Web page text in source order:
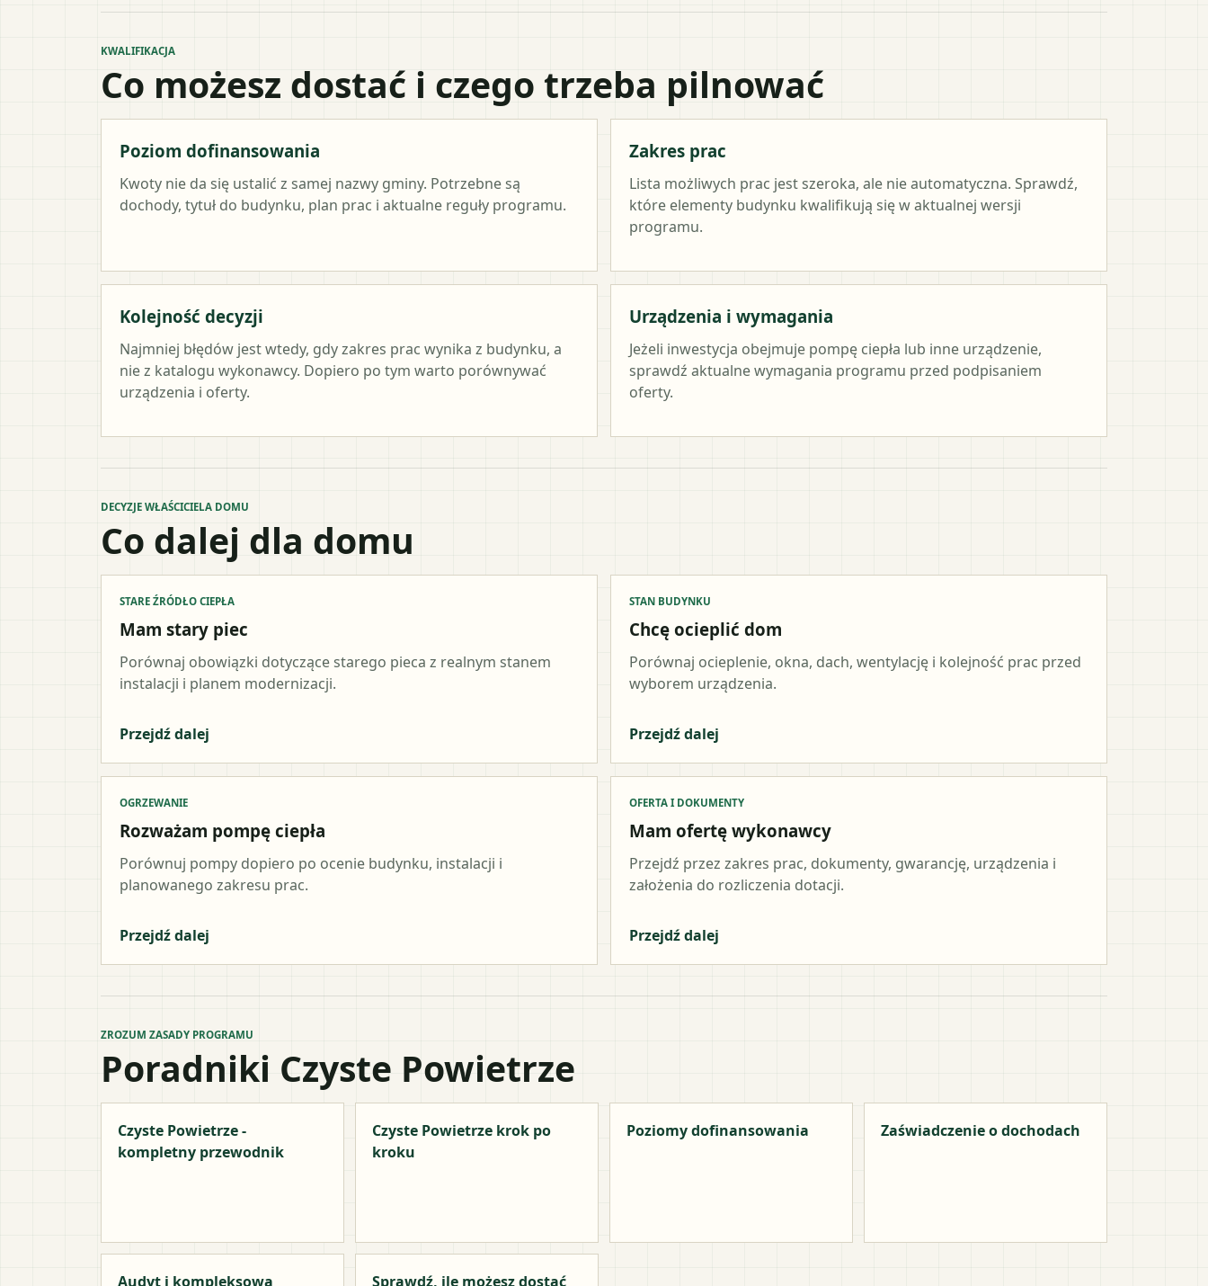
KWALIFIKACJA
Co możesz dostać i czego trzeba pilnować
Poziom dofinansowania
Kwoty nie da się ustalić z samej nazwy gminy. Potrzebne są
dochody, tytuł do budynku, plan prac i aktualne reguły programu.
Zakres prac
Lista możliwych prac jest szeroka, ale nie automatyczna. Sprawdź,
które elementy budynku kwalifikują się w aktualnej wersji
programu.
Kolejność decyzji
Najmniej błędów jest wtedy, gdy zakres prac wynika z budynku, a
nie z katalogu wykonawcy. Dopiero po tym warto porównywać
urządzenia i oferty.
Urządzenia i wymagania
Jeżeli inwestycja obejmuje pompę ciepła lub inne urządzenie,
sprawdź aktualne wymagania programu przed podpisaniem
oferty.
DECYZJE WŁAŚCICIELA DOMU
Co dalej dla domu
STARE ŹRÓDŁO CIEPŁA
Mam stary piec
Porównaj obowiązki dotyczące starego pieca z realnym stanem
instalacji i planem modernizacji.
Przejdź dalej
STAN BUDYNKU
Chcę ocieplić dom
Porównaj ocieplenie, okna, dach, wentylację i kolejność prac przed
wyborem urządzenia.
Przejdź dalej
OGRZEWANIE
Rozważam pompę ciepła
Porównuj pompy dopiero po ocenie budynku, instalacji i
planowanego zakresu prac.
Przejdź dalej
OFERTA I DOKUMENTY
Mam ofertę wykonawcy
Przejdź przez zakres prac, dokumenty, gwarancję, urządzenia i
założenia do rozliczenia dotacji.
Przejdź dalej
ZROZUM ZASADY PROGRAMU
Poradniki Czyste Powietrze
Czyste Powietrze -
kompletny przewodnik
Czyste Powietrze krok po
kroku
Poziomy dofinansowania Zaświadczenie o dochodach
Audyt i kompleksowa Sprawdź, ile możesz dostać